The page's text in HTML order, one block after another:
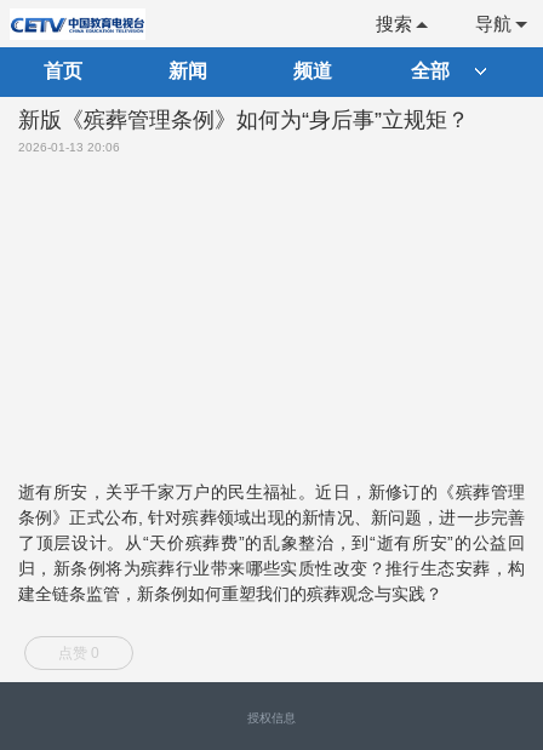
导航
搜索
首页 新闻 频道 全部
新版《殡葬管理条例》如何为“身后事”立规矩？
2026-01-13 20:06
逝有所安，关乎千家万户的民生福祉。近日，新修订的《殡葬管理
条例》正式公布, 针对殡葬领域出现的新情况、新问题，进一步完善
了顶层设计。从“天价殡葬费”的乱象整治，到“逝有所安”的公益回
归，新条例将为殡葬行业带来哪些实质性改变？推行生态安葬，构
建全链条监管，新条例如何重塑我们的殡葬观念与实践？
点赞 0
授权信息